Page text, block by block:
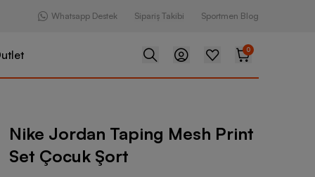
Whatsapp Destek Sipariş Takibi Sportmen Blog
0
Mesh Print Set Çocuk Şort
Nike Jordan Taping Mesh Print
Set Çocuk Şort